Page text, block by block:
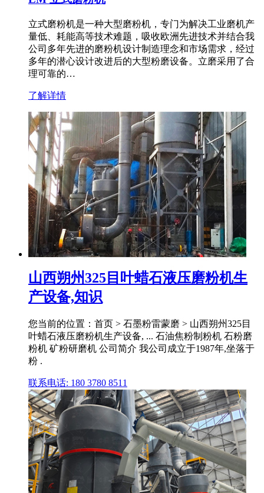
立式磨粉机是一种大型磨粉机，专门为解决工业磨机产
量低、耗能高等技术难题，吸收欧洲先进技术并结合我
公司多年先进的磨粉机设计制造理念和市场需求，经过
多年的潜心设计改进后的大型粉磨设备。立磨采用了合
理可靠的…
了解详情
山西朔州325目叶蜡石液压磨粉机生
产设备,知识
您当前的位置：首页 > 石墨粉雷蒙磨 > 山西朔州325目
叶蜡石液压磨粉机生产设备, ... 石油焦粉制粉机 石粉磨
粉机 矿粉研磨机 公司简介 我公司成立于1987年,坐落于
粉 .
联系电话: 180 3780 8511